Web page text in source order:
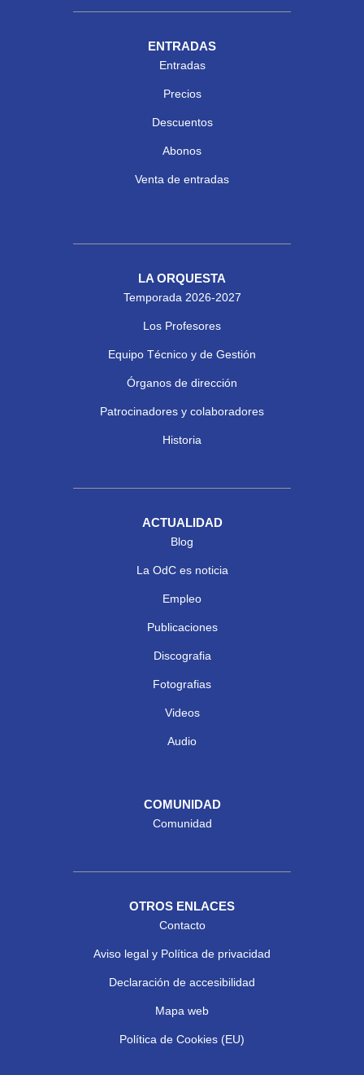
ENTRADAS
Entradas
Precios
Descuentos
Abonos
Venta de entradas
LA ORQUESTA
Temporada 2026-2027
Los Profesores
Equipo Técnico y de Gestión
Órganos de dirección
Patrocinadores y colaboradores
Historia
ACTUALIDAD
Blog
La OdC es noticia
Empleo
Publicaciones
Discografia
Fotografias
Videos
Audio
COMUNIDAD
Comunidad
OTROS ENLACES
Contacto
Aviso legal y Política de privacidad
Declaración de accesibilidad
Mapa web
Política de Cookies (EU)